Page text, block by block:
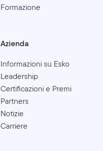
Formazione
Azienda
Informazioni su Esko
Leadership
Certificazioni e Premi
Partners
Notizie
Carriere